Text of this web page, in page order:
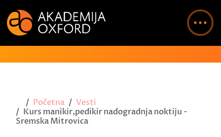
Početna
Vesti
Kurs manikir,pedikir nadogradnja noktiju -
Sremska Mitrovica